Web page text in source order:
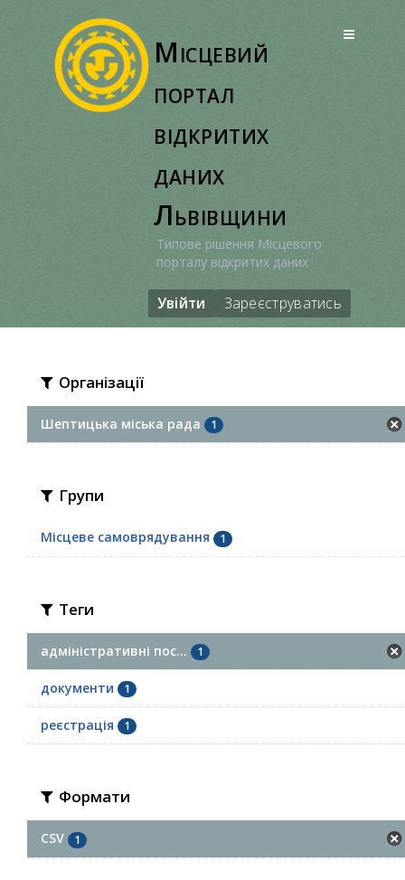
Місцевий
портал
відкритих
даних
Львівщини
Типове рішення Місцевого
порталу відкритих даних
Увійти Зареєструватись
Організації
Шептицька міська рада 1
Групи
Місцеве самоврядування 1
Теги
адміністративні пос... 1
документи 1
реєстрація 1
Формати
CSV 1